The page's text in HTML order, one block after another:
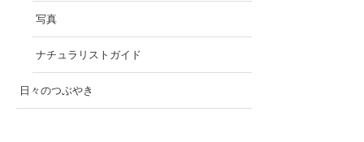
写真
ナチュラリストガイド
日々のつぶやき